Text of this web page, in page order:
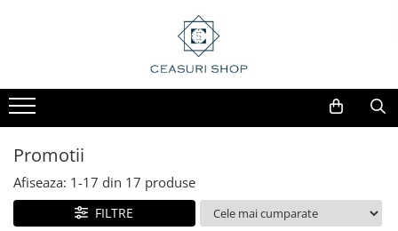
Promotii
Afiseaza: 1-17 din 17 produse
FILTRE